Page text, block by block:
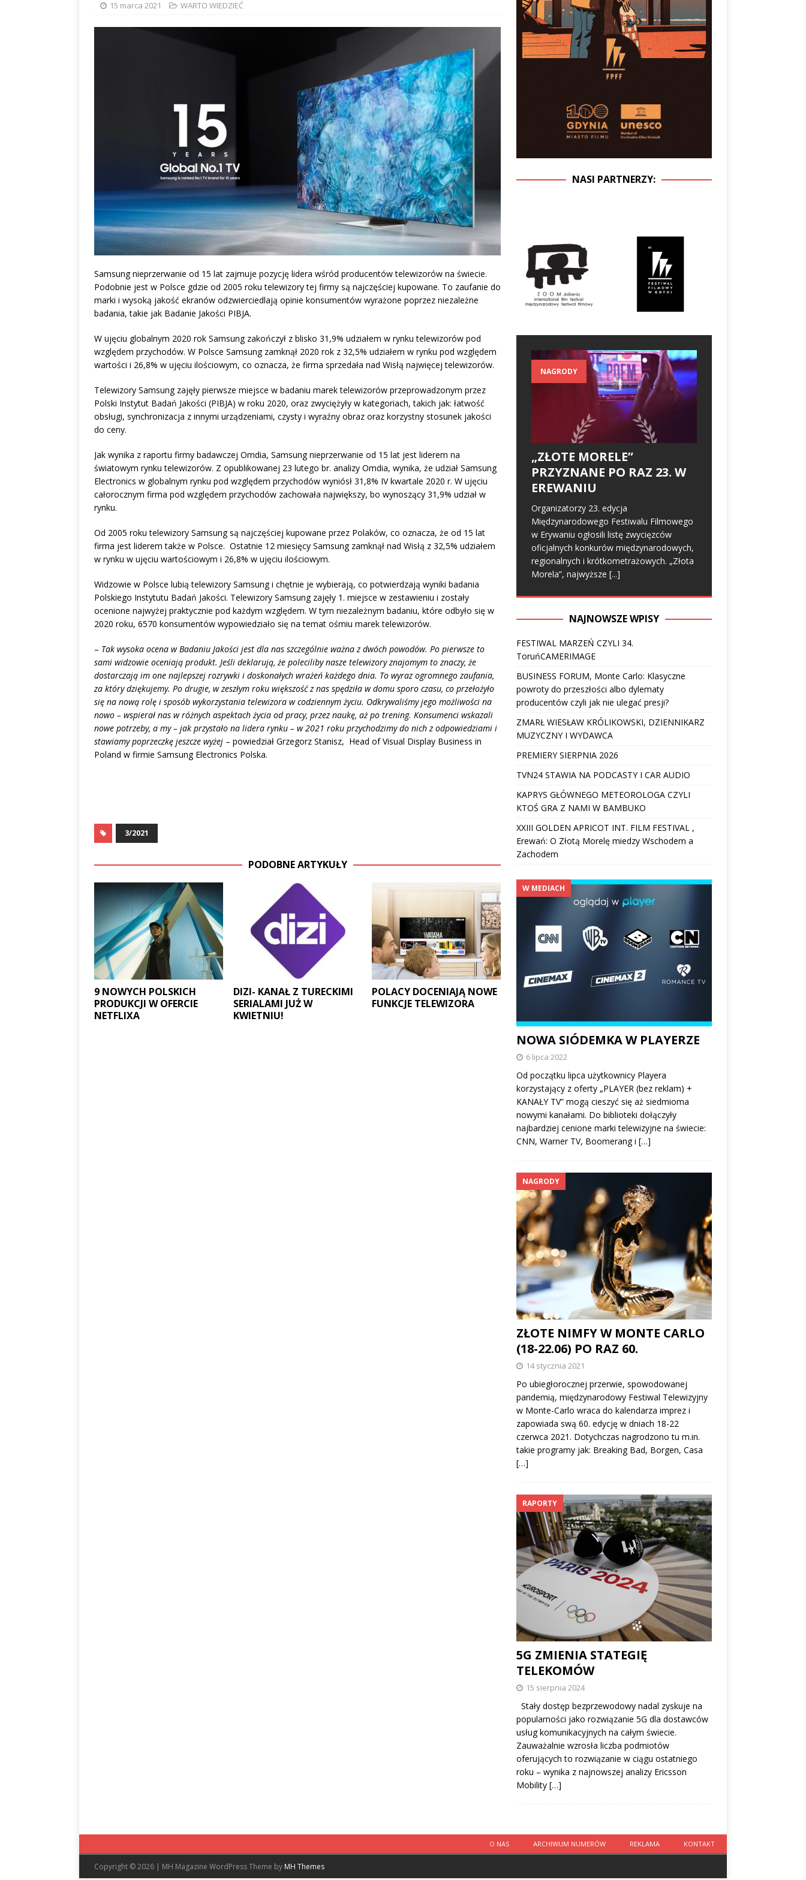
15 marca 2021 WARTO WIEDZIEĆ
Samsung nieprzerwanie od 15 lat zajmuje pozycję lidera wśród producentów telewizorów na świecie.
Podobnie jest w Polsce gdzie od 2005 roku telewizory tej firmy są najczęściej kupowane. To zaufanie do
marki i wysoką jakość ekranów odzwierciedlają opinie konsumentów wyrażone poprzez niezależne
badania, takie jak Badanie Jakości PIBJA.
W ujęciu globalnym 2020 rok Samsung zakończył z blisko 31,9% udziałem w rynku telewizorów pod
względem przychodów. W Polsce Samsung zamknął 2020 rok z 32,5% udziałem w rynku pod względem
wartości i 26,8% w ujęciu ilościowym, co oznacza, że firma sprzedała nad Wisłą najwięcej telewizorów.
Telewizory Samsung zajęły pierwsze miejsce w badaniu marek telewizorów przeprowadzonym przez
Polski Instytut Badań Jakości (PIBJA) w roku 2020, oraz zwyciężyły w kategoriach, takich jak: łatwość
obsługi, synchronizacja z innymi urządzeniami, czysty i wyraźny obraz oraz korzystny stosunek jakości
do ceny.
Jak wynika z raportu firmy badawczej Omdia, Samsung nieprzerwanie od 15 lat jest liderem na
światowym rynku telewizorów. Z opublikowanej 23 lutego br. analizy Omdia, wynika, że udział Samsung
Electronics w globalnym rynku pod względem przychodów wyniósł 31,8% IV kwartale 2020 r. W ujęciu
całorocznym firma pod względem przychodów zachowała największy, bo wynoszący 31,9% udział w
rynku.
Od 2005 roku telewizory Samsung są najczęściej kupowane przez Polaków, co oznacza, że od 15 lat
firma jest liderem także w Polsce. Ostatnie 12 miesięcy Samsung zamknął nad Wisłą z 32,5% udziałem
w rynku w ujęciu wartościowym i 26,8% w ujęciu ilościowym.
Widzowie w Polsce lubią telewizory Samsung i chętnie je wybierają, co potwierdzają wyniki badania
Polskiego Instytutu Badań Jakości. Telewizory Samsung zajęły 1. miejsce w zestawieniu i zostały
ocenione najwyżej praktycznie pod każdym względem. W tym niezależnym badaniu, które odbyło się w
2020 roku, 6570 konsumentów wypowiedziało się na temat ośmiu marek telewizorów.
– Tak wysoka ocena w Badaniu Jakości jest dla nas szczególnie ważna z dwóch powodów. Po pierwsze to
sami widzowie oceniają produkt. Jeśli deklarują, że poleciliby nasze telewizory znajomym to znaczy, że
dostarczają im one najlepszej rozrywki i doskonałych wrażeń każdego dnia. To wyraz ogromnego zaufania,
za który dziękujemy. Po drugie, w zeszłym roku większość z nas spędziła w domu sporo czasu, co przełożyło
się na nową rolę i sposób wykorzystania telewizora w codziennym życiu. Odkrywaliśmy jego możliwości na
nowo – wspierał nas w różnych aspektach życia od pracy, przez naukę, aż po trening. Konsumenci wskazali
nowe potrzeby, a my – jak przystało na lidera rynku – w 2021 roku przychodzimy do nich z odpowiedziami i
stawiamy poprzeczkę jeszcze wyżej – powiedział Grzegorz Stanisz, Head of Visual Display Business in
Poland w firmie Samsung Electronics Polska.
3/2021
PODOBNE ARTYKUŁY
9 NOWYCH POLSKICH
PRODUKCJI W OFERCIE
NETFLIXA
DIZI- KANAŁ Z TURECKIMI
SERIALAMI JUŻ W
KWIETNIU!
POLACY DOCENIAJĄ NOWE
FUNKCJE TELEWIZORA
NASI PARTNERZY:
NAGRODY
„ZŁOTE MORELE”
PRZYZNANE PO RAZ 23. W
EREWANIU
Organizatorzy 23. edycja
Międzynarodowego Festiwalu Filmowego
w Erywaniu ogłosili listę zwycięzców
oficjalnych konkurów międzynarodowych,
regionalnych i krótkometrażowych. „Złota
Morela”, najwyższe [...]
NAJNOWSZE WPISY
FESTIWAL MARZEŃ CZYLI 34.
ToruńCAMERIMAGE
BUSINESS FORUM, Monte Carlo: Klasyczne
powroty do przeszłości albo dylematy
producentów czyli jak nie ulegać presji?
ZMARŁ WIESŁAW KRÓLIKOWSKI, DZIENNIKARZ
MUZYCZNY I WYDAWCA
PREMIERY SIERPNIA 2026
TVN24 STAWIA NA PODCASTY I CAR AUDIO
KAPRYS GŁÓWNEGO METEOROLOGA CZYLI
KTOŚ GRA Z NAMI W BAMBUKO
XXIII GOLDEN APRICOT INT. FILM FESTIVAL ,
Erewań: O Złotą Morelę miedzy Wschodem a
Zachodem
W MEDIACH
NOWA SIÓDEMKA W PLAYERZE
6 lipca 2022
Od początku lipca użytkownicy Playera
korzystający z oferty „PLAYER (bez reklam) +
KANAŁY TV” mogą cieszyć się aż siedmioma
nowymi kanałami. Do biblioteki dołączyły
najbardziej cenione marki telewizyjne na świecie:
CNN, Warner TV, Boomerang i […]
NAGRODY
ZŁOTE NIMFY W MONTE CARLO
(18-22.06) PO RAZ 60.
14 stycznia 2021
Po ubiegłorocznej przerwie, spowodowanej
pandemią, międzynarodowy Festiwal Telewizyjny
w Monte-Carlo wraca do kalendarza imprez i
zapowiada swą 60. edycję w dniach 18-22
czerwca 2021. Dotychczas nagrodzono tu m.in.
takie programy jak: Breaking Bad, Borgen, Casa
[…]
RAPORTY
5G ZMIENIA STATEGIĘ
TELEKOMÓW
15 sierpnia 2024
Stały dostęp bezprzewodowy nadal zyskuje na
popularności jako rozwiązanie 5G dla dostawców
usług komunikacyjnych na całym świecie.
Zauważalnie wzrosła liczba podmiotów
oferujących to rozwiązanie w ciągu ostatniego
roku – wynika z najnowszej analizy Ericsson
Mobility […]
O NAS ARCHIWUM NUMERÓW REKLAMA KONTAKT
Copyright © 2026 | MH Magazine WordPress Theme by MH Themes